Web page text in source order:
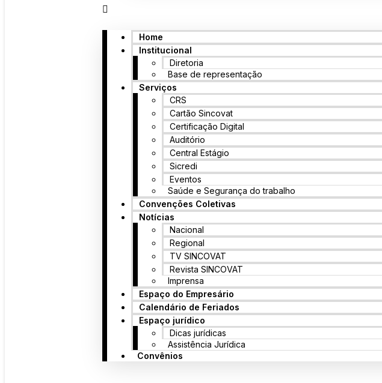
Home
Institucional
Diretoria
Base de representação
Serviços
CRS
Cartão Sincovat
Certificação Digital
Auditório
Central Estágio
Sicredi
Eventos
Saúde e Segurança do trabalho
Convenções Coletivas
Notícias
Nacional
Regional
TV SINCOVAT
Revista SINCOVAT
Imprensa
Espaço do Empresário
Calendário de Feriados
Espaço jurídico
Dicas jurídicas
Assistência Jurídica
Convênios